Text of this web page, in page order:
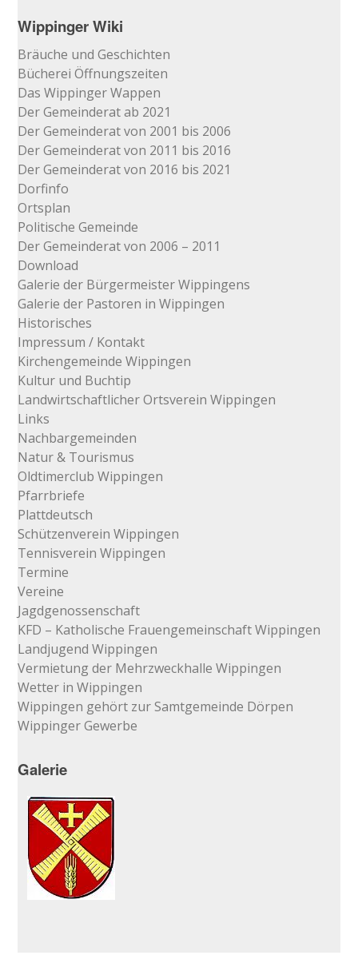
Wippinger Wiki
Bräuche und Geschichten
Bücherei Öffnungszeiten
Das Wippinger Wappen
Der Gemeinderat ab 2021
Der Gemeinderat von 2001 bis 2006
Der Gemeinderat von 2011 bis 2016
Der Gemeinderat von 2016 bis 2021
Dorfinfo
Ortsplan
Politische Gemeinde
Der Gemeinderat von 2006 – 2011
Download
Galerie der Bürgermeister Wippingens
Galerie der Pastoren in Wippingen
Historisches
Impressum / Kontakt
Kirchengemeinde Wippingen
Kultur und Buchtip
Landwirtschaftlicher Ortsverein Wippingen
Links
Nachbargemeinden
Natur & Tourismus
Oldtimerclub Wippingen
Pfarrbriefe
Plattdeutsch
Schützenverein Wippingen
Tennisverein Wippingen
Termine
Vereine
Jagdgenossenschaft
KFD – Katholische Frauengemeinschaft Wippingen
Landjugend Wippingen
Vermietung der Mehrzweckhalle Wippingen
Wetter in Wippingen
Wippingen gehört zur Samtgemeinde Dörpen
Wippinger Gewerbe
Galerie